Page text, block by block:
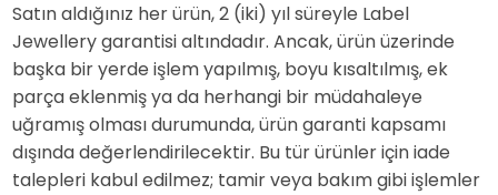
Satın aldığınız her ürün, 2 (iki) yıl süreyle Label
Jewellery garantisi altındadır. Ancak, ürün üzerinde
başka bir yerde işlem yapılmış, boyu kısaltılmış, ek
parça eklenmiş ya da herhangi bir müdahaleye
uğramış olması durumunda, ürün garanti kapsamı
dışında değerlendirilecektir. Bu tür ürünler için iade
talepleri kabul edilmez; tamir veya bakım gibi işlemler